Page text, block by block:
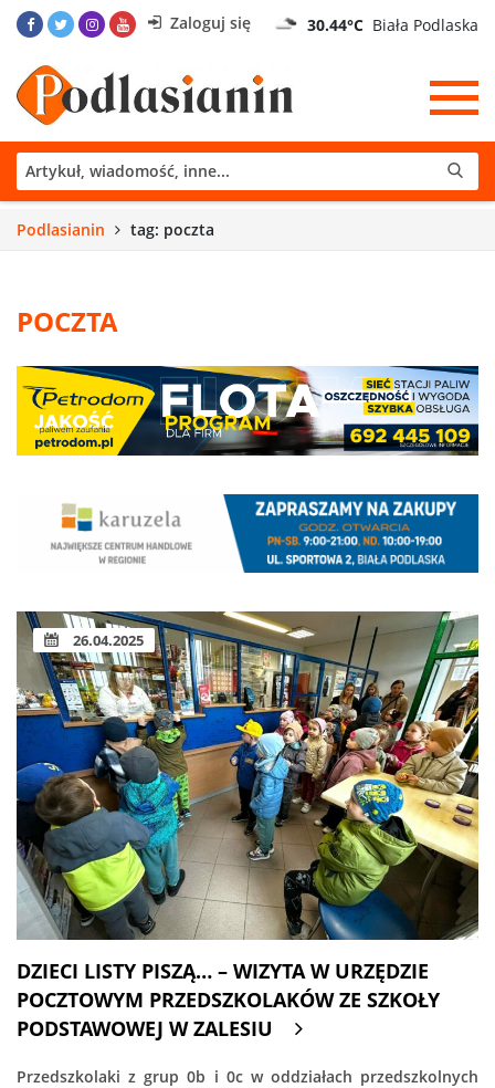
Zaloguj się 30.44°C Biała Podlaska
Podlasianin tag: poczta
POCZTA
26.04.2025
DZIECI LISTY PISZĄ… – WIZYTA W URZĘDZIE
POCZTOWYM PRZEDSZKOLAKÓW ZE SZKOŁY
PODSTAWOWEJ W ZALESIU
Przedszkolaki z grup 0b i 0c w oddziałach przedszkolnych